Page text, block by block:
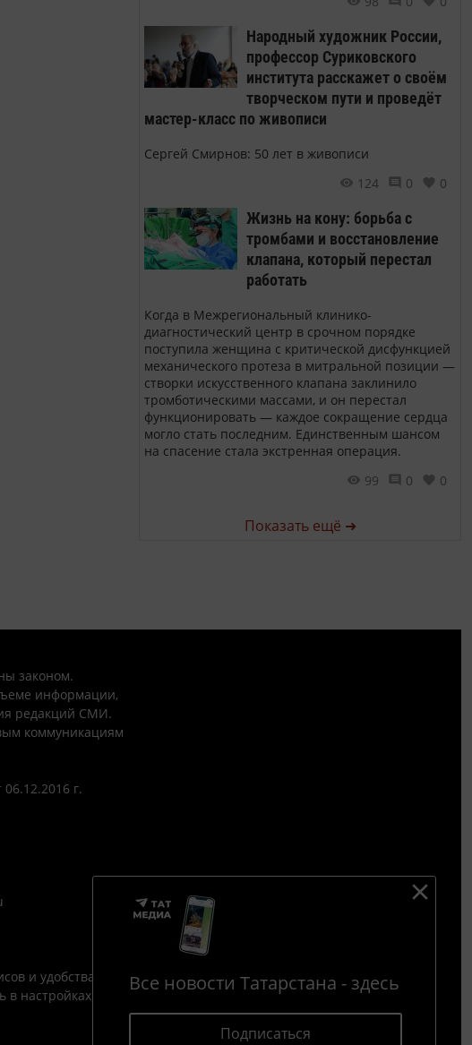
Народный художник России,
профессор Суриковского
института расскажет о своём
творческом пути и проведёт
мастер-класс по живописи
Сергей Смирнов: 50 лет в живописи
124
0 0
Жизнь на кону: борьба с
тромбами и восстановление
клапана, который перестал
работать
Когда в Межрегиональный клинико-
диагностический центр в срочном порядке
поступила женщина с критической дисфункцией
механического протеза в митральной позиции —
створки искусственного клапана заклинило
тромботическими массами, и он перестал
функционировать — каждое сокращение сердца
могло стать последним. Единственным шансом
на спасение стала экстренная операция.
99
0 0
Показать ещё ➜
Все новости Татарстана - здесь
Подписаться
законом.
информации,
редакций СМИ.
коммуникациям
г.
и удобства
в настройках